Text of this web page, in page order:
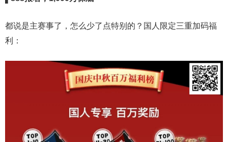
都说是主赛事了，怎么少了点特别的？国人限定三重加码福
利：